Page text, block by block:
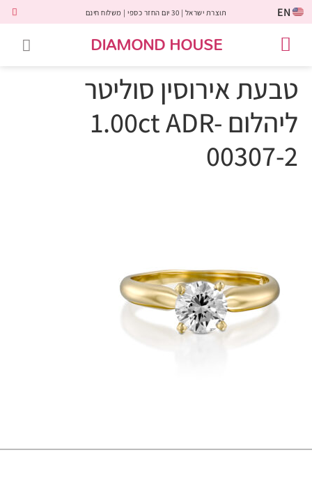
EN תוצרת ישראל | 30 יום החזר כספי | משלוח חינם
DIAMOND HOUSE
טבעת אירוסין סוליטר
ליהלום 1.00ct ADR-
00307-2